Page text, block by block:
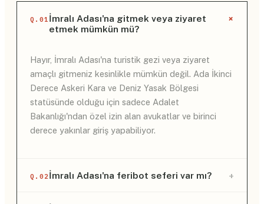
Q.01 İmralı Adası'na gitmek veya ziyaret
etmek mümkün mü?
+
Hayır, İmralı Adası'na turistik gezi veya ziyaret
amaçlı gitmeniz kesinlikle mümkün değil. Ada İkinci
Derece Askeri Kara ve Deniz Yasak Bölgesi
statüsünde olduğu için sadece Adalet
Bakanlığı'ndan özel izin alan avukatlar ve birinci
derece yakınlar giriş yapabiliyor.
Q.02 İmralı Adası'na feribot seferi var mı? +